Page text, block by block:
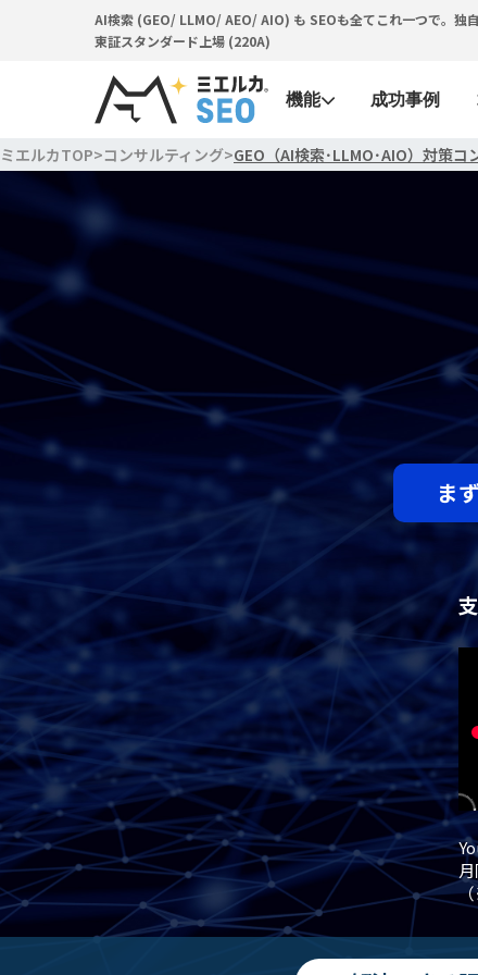
AI検索 (GEO/ LLMO/ AEO/ AIO) も SEOも全てこれ一つで。独
東証スタンダード上場 (220A)
機能 成功事例
ミエルカTOP>コンサルティング>GEO（AI検索･LLMO･AIO）対策コ
ま